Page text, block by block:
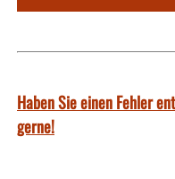
Haben Sie einen Fehler
gerne!